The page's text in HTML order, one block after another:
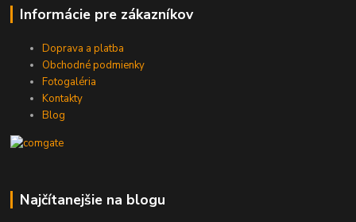
Informácie pre zákazníkov
Doprava a platba
Obchodné podmienky
Fotogaléria
Kontakty
Blog
Najčítanejšie na blogu